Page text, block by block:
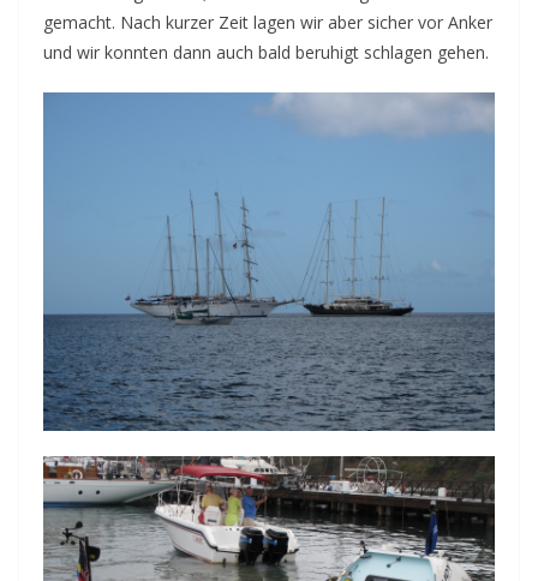
gemacht. Nach kurzer Zeit lagen wir aber sicher vor Anker
und wir konnten dann auch bald beruhigt schlagen gehen.